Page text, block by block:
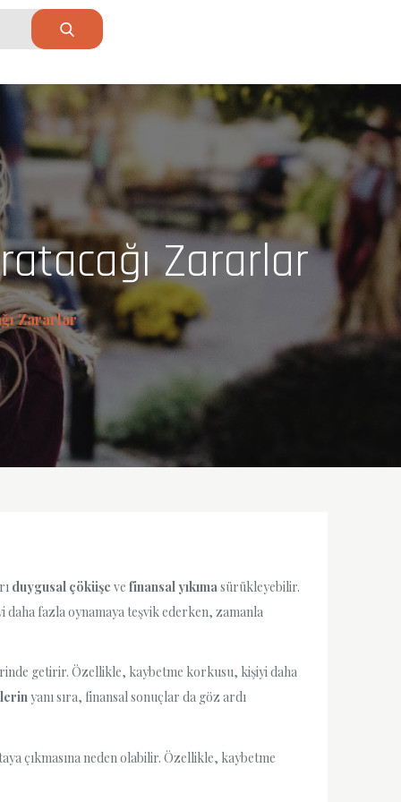
Zararlar
Zararlar
duygusal çöküşe ve finansal yıkımasürükleyebilir.
daha fazla oynamaya teşvik ederken, zamanla
getirir. Özellikle, kaybetme korkusu, kişiyi daha
yanı sıra, finansal sonuçlar da göz ardı
çıkmasına neden olabilir. Özellikle, kaybetme